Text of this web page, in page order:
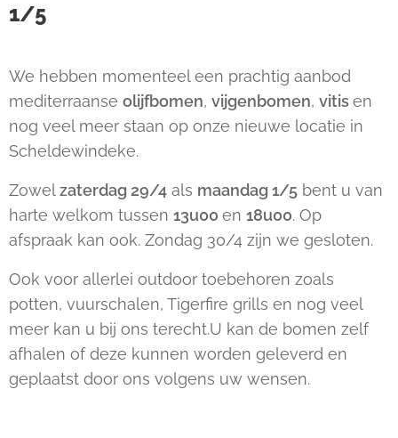
1/5
We hebben momenteel een prachtig aanbod
mediterraanse olijfbomen, vijgenbomen, vitisen
nog veel meer staan op onze nieuwe locatie in
Scheldewindeke.
Zowelzaterdag 29/4 als maandag 1/5 bent u van
harte welkom tussen 13u00 en 18u00. Op
afspraak kan ook. Zondag 30/4 zijn we gesloten.
Ook voor allerlei outdoor toebehoren zoals
potten, vuurschalen, Tigerfire grills en nog veel
meer kan u bij ons terecht.U kan de bomen zelf
afhalen of deze kunnen worden geleverd en
geplaatst door ons volgens uw wensen.